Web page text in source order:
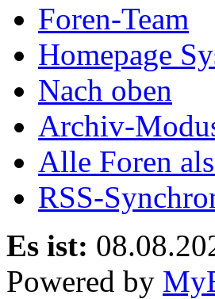
Foren-Team
Homepage
Nach oben
Archiv-
Alle Foren
RSS-
Es ist:
Powered by